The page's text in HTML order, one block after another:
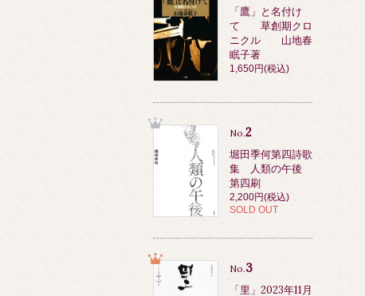
「鷹」と名付け
て 草創期クロ
ニクル 山地春
眠子著
1,650円(税込)
No.2
堀田季何第四詩歌
集 人類の午後
第四刷
2,200円(税込)
SOLD OUT
No.3
「里」2023年11月